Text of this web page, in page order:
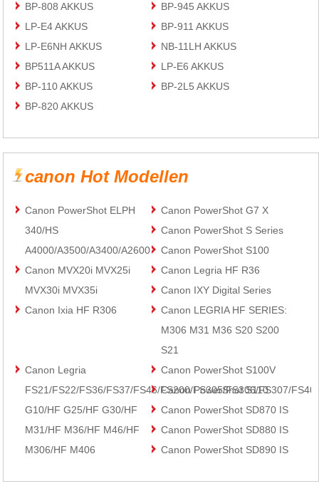
BP-808 AKKUS
BP-945 AKKUS
LP-E4 AKKUS
BP-911 AKKUS
LP-E6NH AKKUS
NB-11LH AKKUS
BP511A AKKUS
LP-E6 AKKUS
BP-110 AKKUS
BP-2L5 AKKUS
BP-820 AKKUS
canon Hot Modellen
Canon PowerShot ELPH
340/HS
A4000/A3500/A3400/A2600
Canon PowerShot G7 X
Canon PowerShot S Series
Canon PowerShot S100
Canon MVX20i MVX25i
MVX30i MVX35i
Canon Legria HF R36
Canon IXY Digital Series
Canon Ixia HF R306
Canon LEGRIA HF SERIES:
M306 M31 M36 S20 S200
S21
Canon Legria
FS21/FS22/FS36/FS37/FS46/FS200/FS305/FS306/FS307/
G10/HF G25/HF G30/HF
M31/HF M36/HF M46/HF
M306/HF M406
Canon PowerShot S100V
Canon PowerShot S110
Canon PowerShot SD870 IS
Canon PowerShot SD880 IS
Canon PowerShot SD890 IS